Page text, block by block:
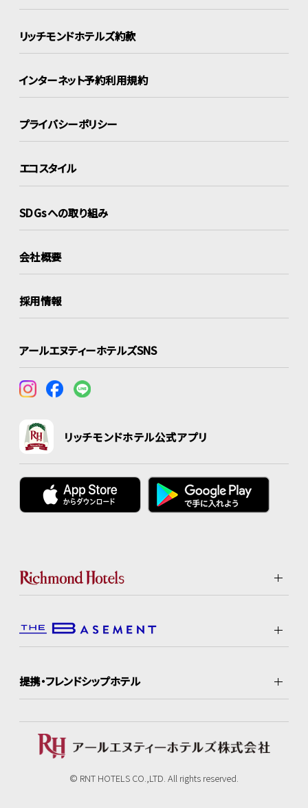
リッチモンドホテルズ約款
インターネット予約利用規約
プライバシーポリシー
エコスタイル
SDGsへの取り組み
会社概要
採用情報
アールエヌティーホテルズSNS
リッチモンドホテル公式アプリ
提携・フレンドシップホテル
© RNT HOTELS CO.,LTD. All rights reserved.